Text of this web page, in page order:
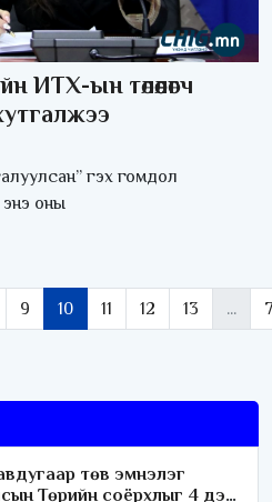
ын төлөөлөгч
гэх гомдол
оны
9 10 11 12 13 ...
төв эмнэлэг
Төрийн соёрхлыг 4 дэх